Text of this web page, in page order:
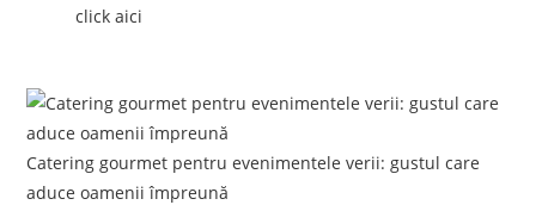
Email:click aici
Catering gourmet pentru evenimentele verii: gustul care
aduce oamenii împreună